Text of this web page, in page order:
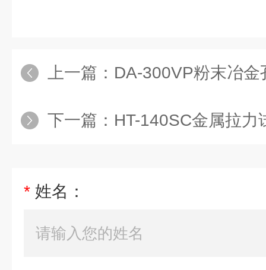
上一篇： DA-300VP粉末冶金
下一篇： HT-140SC金属拉力
* 姓名：